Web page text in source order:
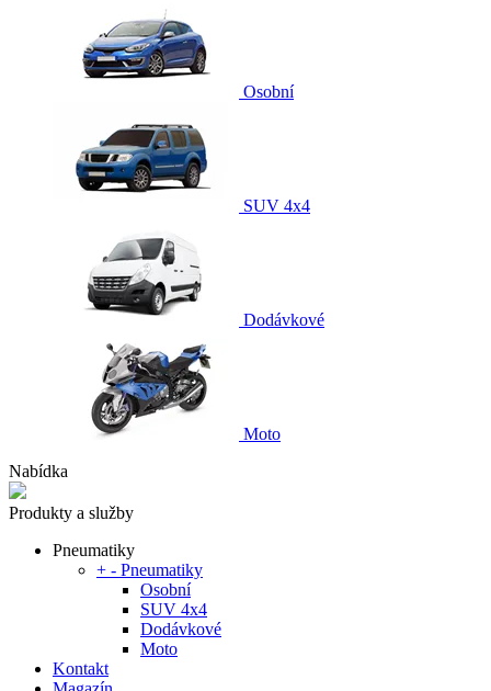
Osobní
SUV 4x4
Dodávkové
Moto
Nabídka
Produkty a služby
Pneumatiky
+ - Pneumatiky
Osobní
SUV 4x4
Dodávkové
Moto
Kontakt